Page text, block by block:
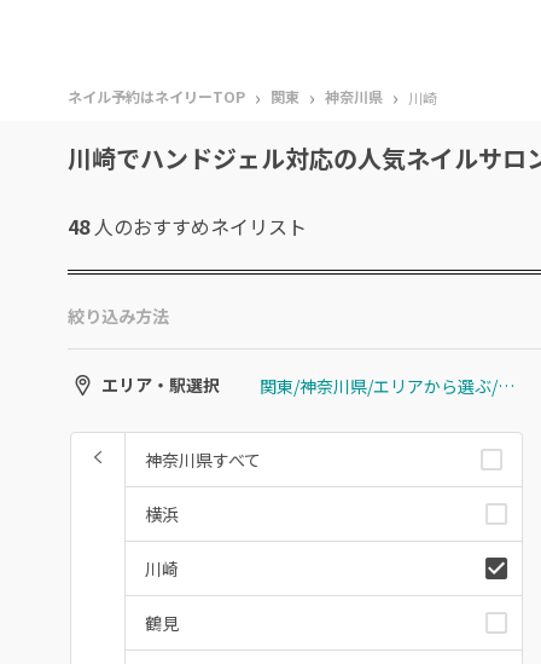
ネイル予約はネイリーTOP › 関東 › 神奈川県 › 川崎
川崎でハンドジェル対応の人気ネイルサロ
48人のおすすめネイリスト
絞り込み方法
エリア・駅選択 関東/神奈川県/エリアから選ぶ/川崎
神奈川県すべて
横浜
川崎
鶴見